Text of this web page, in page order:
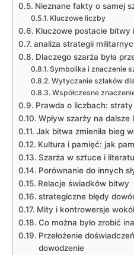
Nieznane fakty o samej
Kluczowe liczby
Kluczowe ⁣postacie bitwy
analiza ⁤strategii
Dlaczego szarża była
Symbolika i znaczenie⁣
Wytyczanie szlaków
Współczesne
Prawda o liczbach:
Wpływ szarży na dalsze
Jak bitwa zmieniła bieg
Kultura ​i pamięć: jak
Szarża w sztuce i
Porównanie do ‍innych
Relacje‌ świadków bitwy
strategiczne błędy
Mity⁣ i kontrowersje
Co można było ​zrobić
Przełożenie
dowodzenie